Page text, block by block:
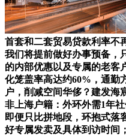
首套和二套贸易贷款利率不
我们将提前做好办事预备，
的内部优惠以及专属的老客
化笼盖率高达约60%，通勤
户，削减空间华侈？建发海
非上海户籍：外环外需1年
即便只比拼地段，环抱式落
好专属发卖及具体到访时间